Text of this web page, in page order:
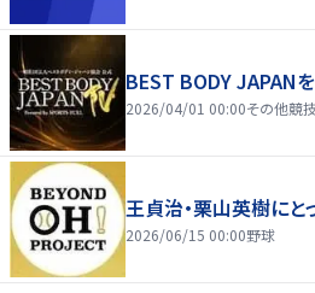
BEST BODY JAPANを
2026/04/01 00:00その他競技
王貞治・栗山英樹にと
2026/06/15 00:00野球